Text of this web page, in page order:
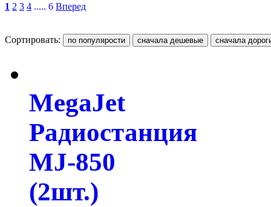
1 2 3 4 ..... 6 Вперед
Сортировать:
MegaJet
Радиостанция
MJ-850
(2шт.)